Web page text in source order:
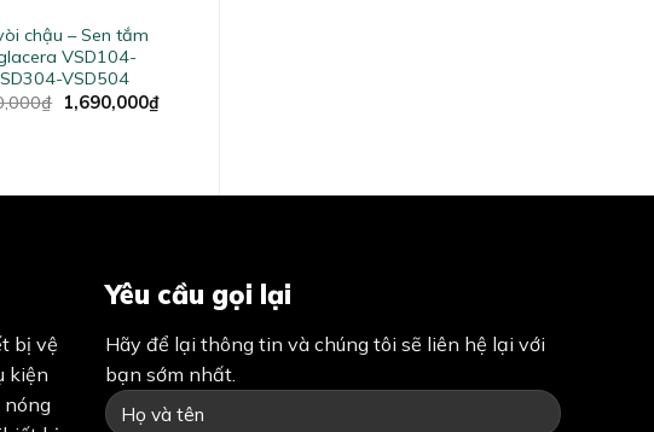
chậu – Sen tắm
VSD104-
VSD504
₫ Original
1,690,000₫Current
bị vệ
kiện
nóng
Yêu cầu gọi lại
Hãy để lại thông tin và chúng tôi sẽ liên hệ lại với
bạn sớm nhất.